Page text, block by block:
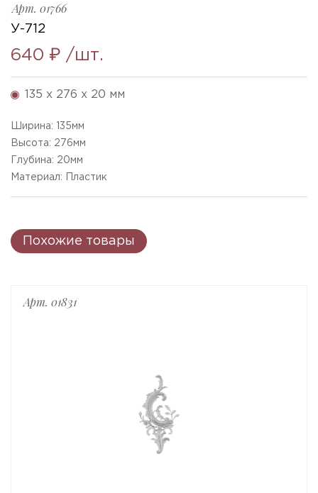
Арт. 01766
У-712
640 ₽ /шт.
135 x 276 x 20 мм
Ширина: 135мм
Высота: 276мм
Глубина: 20мм
Материал: Пластик
Похожие товары
Арт. 01831